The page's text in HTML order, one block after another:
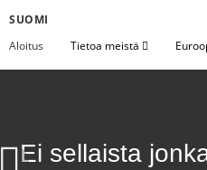
SUOMI
Aloitus
Tietoa meistä
Ei sellaista